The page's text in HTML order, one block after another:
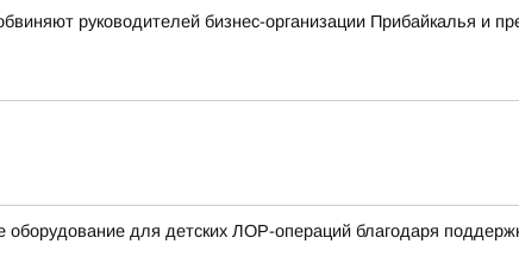
руководителей бизнес-организации Прибайкалья и
оборудование для детских ЛОР-операций благодаря